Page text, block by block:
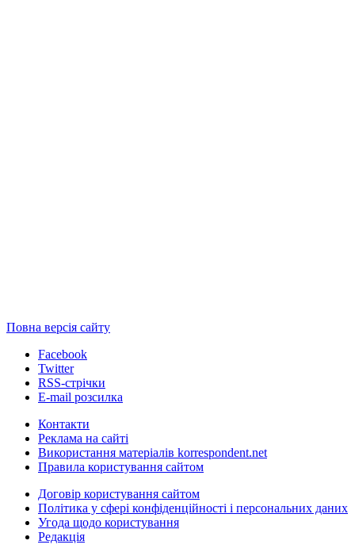
Повна версія сайту
Facebook
Twitter
RSS-стрічки
E-mail розсилка
Контакти
Реклама на сайті
Використання матеріалів korrespondent.net
Правила користування сайтом
Договір користування сайтом
Політика у сфері конфіденційності і персональних даних
Угода щодо користування
Редакція